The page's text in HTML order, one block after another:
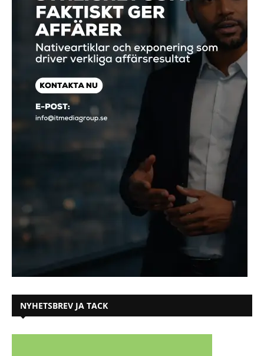
NYHETSBREV JA TACK